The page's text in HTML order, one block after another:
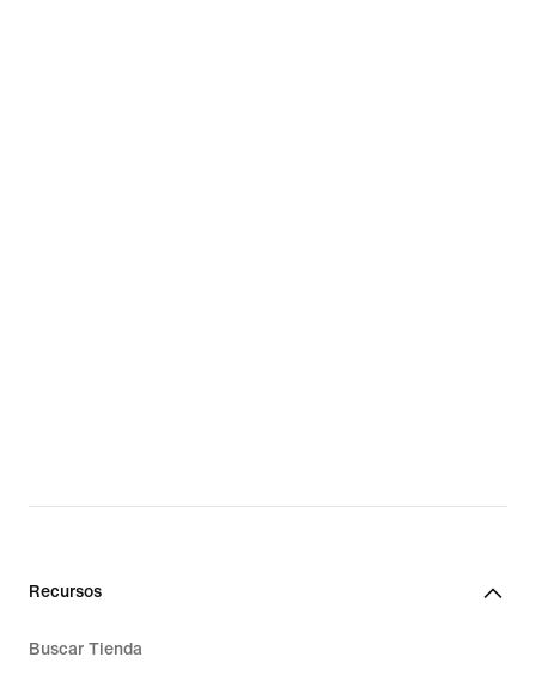
Recursos
Buscar Tienda